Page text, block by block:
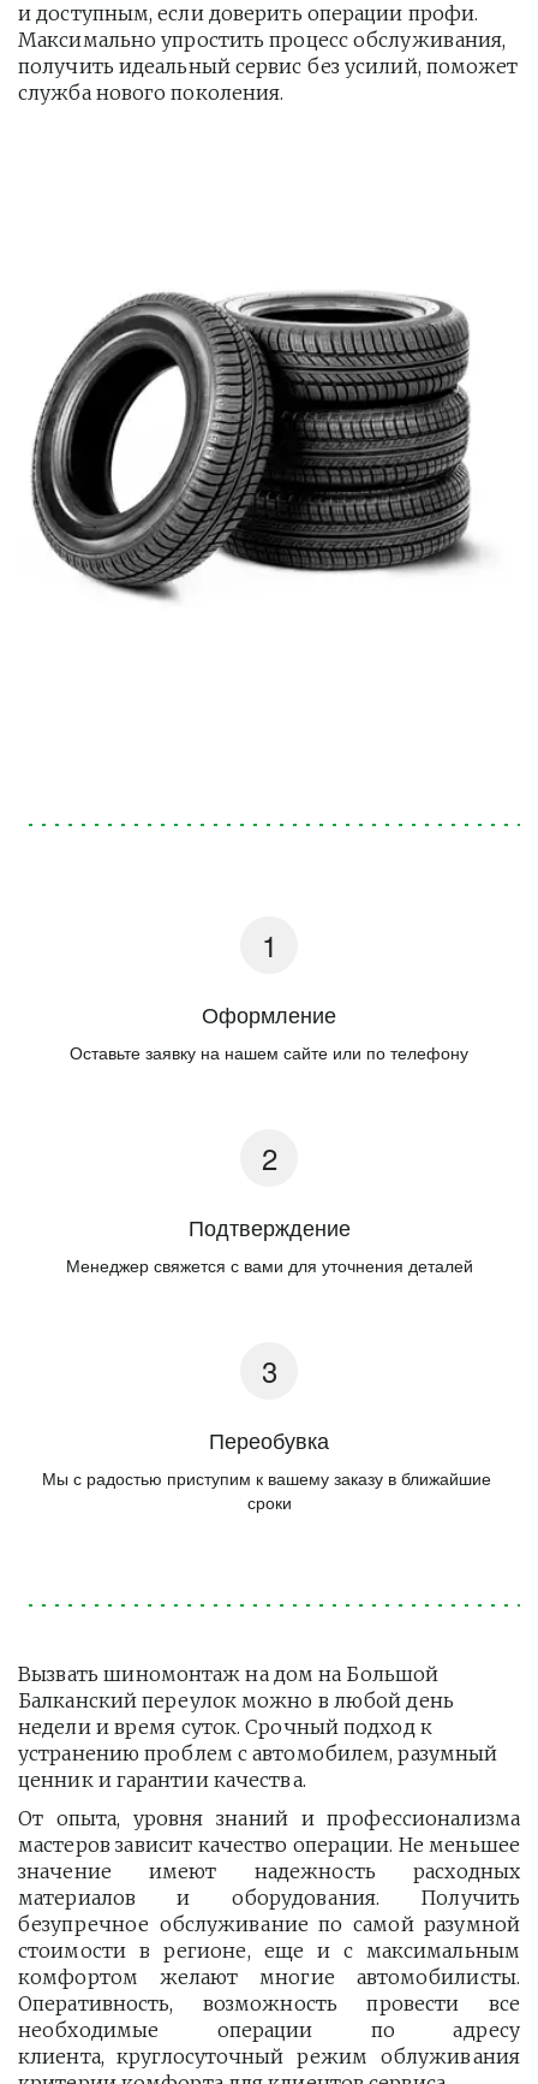
и доступным, если доверить операции профи.
Максимально упростить процесс обслуживания,
получить идеальный сервис без усилий, поможет
служба нового поколения.
Оформление
Оставьте заявку на нашем сайте или по телефону
Подтверждение
Менеджер свяжется с вами для уточнения деталей
Переобувка
Мы с радостью приступим к вашему заказу в ближайшие
сроки
Вызвать шиномонтаж на дом на Большой
Балканский переулок можно в любой день
недели и время суток. Срочный подход к
устранению проблем с автомобилем, разумный
ценник и гарантии качества.
От опыта, уровня знаний и профессионализма
мастеров зависит качество операции. Не меньшее
значение имеют надежность расходных
материалов и оборудования. Получить
безупречное обслуживание по самой разумной
стоимости в регионе, еще и с максимальным
комфортом желают многие автомобилисты.
Оперативность, возможность провести все
необходимые операции по адресу
клиента, круглосуточный режим облуживания